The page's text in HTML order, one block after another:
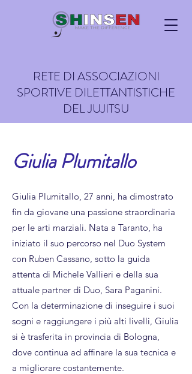
RETE DI ASSOCIAZIONI
SPORTIVE DILETTANTISTICHE
DEL JUJITSU
Giulia Plumitallo
Giulia Plumitallo, 27 anni, ha dimostrato
fin da giovane una passione straordinaria
per le arti marziali. Nata a Taranto, ha
iniziato il suo percorso nel Duo System
con Ruben Cassano, sotto la guida
attenta di Michele Vallieri e della sua
attuale partner di Duo, Sara Paganini.
Con la determinazione di inseguire i suoi
sogni e raggiungere i più alti livelli, Giulia
si è trasferita in provincia di Bologna,
dove continua ad affinare la sua tecnica e
a migliorare costantemente.